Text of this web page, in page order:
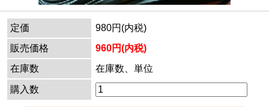
定価
980円(内税)
販売価格
960円(内税)
在庫数
在庫数、単位
購入数